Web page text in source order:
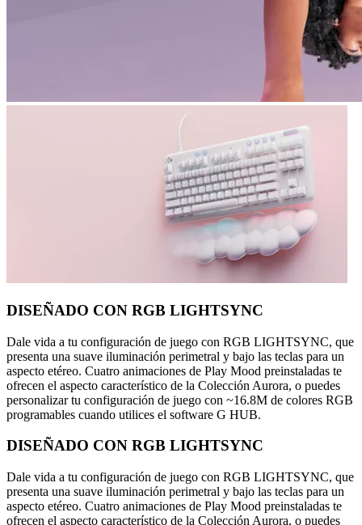
DISEÑADO CON RGB LIGHTSYNC
Dale vida a tu configuración de juego con RGB LIGHTSYNC, que
presenta una suave iluminación perimetral y bajo las teclas para un
aspecto etéreo. Cuatro animaciones de Play Mood preinstaladas te
ofrecen el aspecto característico de la Colección Aurora, o puedes
personalizar tu configuración de juego con ~16.8M de colores RGB
programables cuando utilices el software G HUB.
DISEÑADO CON RGB LIGHTSYNC
Dale vida a tu configuración de juego con RGB LIGHTSYNC, que
presenta una suave iluminación perimetral y bajo las teclas para un
aspecto etéreo. Cuatro animaciones de Play Mood preinstaladas te
ofrecen el aspecto característico de la Colección Aurora, o puedes